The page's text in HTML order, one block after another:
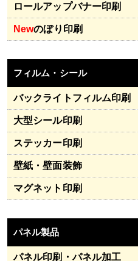
ロールアップバナー印刷
Newのぼり印刷
フィルム・シール
バックライトフィルム印刷
大型シール印刷
ステッカー印刷
壁紙・壁面装飾
マグネット印刷
パネル製品
パネル印刷・パネル加工